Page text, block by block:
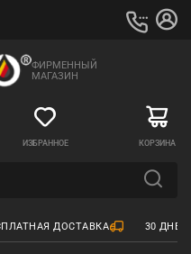
ФИРМЕННЫЙ
МАГАЗИН
ИЗБРАННОЕ КОРЗИНА
ДОСТАВКА 30